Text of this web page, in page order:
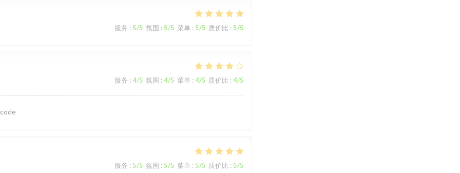
服务 : 5/5 氛围 : 5/5 菜单 : 5/5 质价比 : 5/5
服务 : 4/5 氛围 : 4/5 菜单 : 4/5 质价比 : 4/5
服务 : 5/5 氛围 : 5/5 菜单 : 5/5 质价比 : 5/5